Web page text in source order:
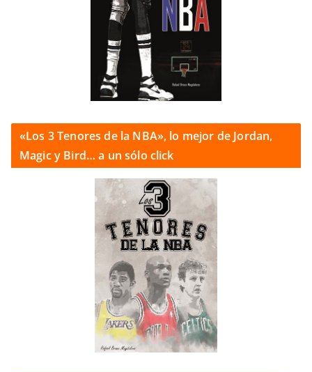
«Los 3 Tenores de la NBA», lo mejor de Jordan,
Magic y Bird… a un sólo click